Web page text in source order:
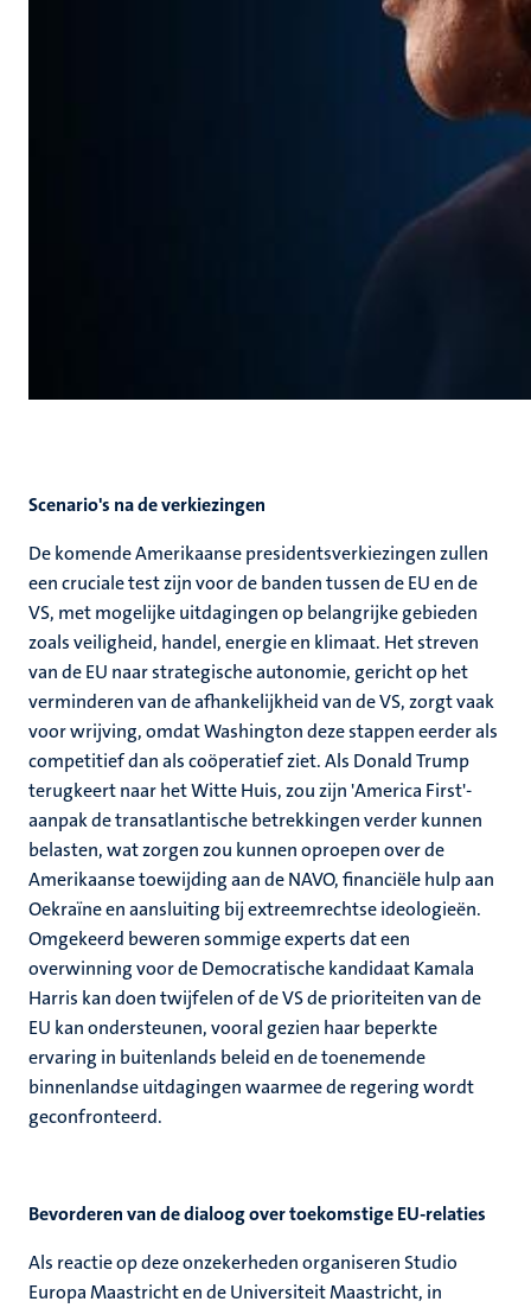
Scenario's na de verkiezingen
De komende Amerikaanse presidentsverkiezingen zullen
een cruciale test zijn voor de banden tussen de EU en de
VS, met mogelijke uitdagingen op belangrijke gebieden
zoals veiligheid, handel, energie en klimaat. Het streven
van de EU naar strategische autonomie, gericht op het
verminderen van de afhankelijkheid van de VS, zorgt vaak
voor wrijving, omdat Washington deze stappen eerder als
competitief dan als coöperatief ziet. Als Donald Trump
terugkeert naar het Witte Huis, zou zijn 'America First'-
aanpak de transatlantische betrekkingen verder kunnen
belasten, wat zorgen zou kunnen oproepen over de
Amerikaanse toewijding aan de NAVO, financiële hulp aan
Oekraïne en aansluiting bij extreemrechtse ideologieën.
Omgekeerd beweren sommige experts dat een
overwinning voor de Democratische kandidaat Kamala
Harris kan doen twijfelen of de VS de prioriteiten van de
EU kan ondersteunen, vooral gezien haar beperkte
ervaring in buitenlands beleid en de toenemende
binnenlandse uitdagingen waarmee de regering wordt
geconfronteerd.
Bevorderen van de dialoog over toekomstige EU-relaties
Als reactie op deze onzekerheden organiseren Studio
Europa Maastricht en de Universiteit Maastricht, in